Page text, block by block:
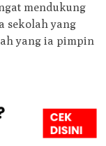
mendukung
sekolah yang
yang ia pimpin